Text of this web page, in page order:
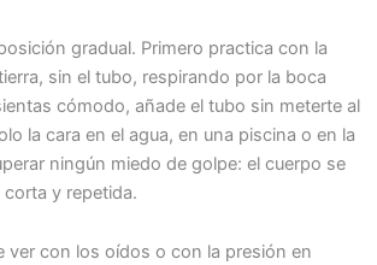
gradual. Primero practica con la
sin el tubo, respirando por la boca
cómodo, añade el tubo sin meterte al
la cara en el agua, en una piscina o en la
ningún miedo de golpe: el cuerpo se
y repetida.
ver con los oídos o con la presión en